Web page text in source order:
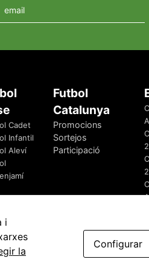
Cadet
Infantil
Aleví
Futbol
Catalunya
Promocions
Sortejos
Participació
i
la
Configurar